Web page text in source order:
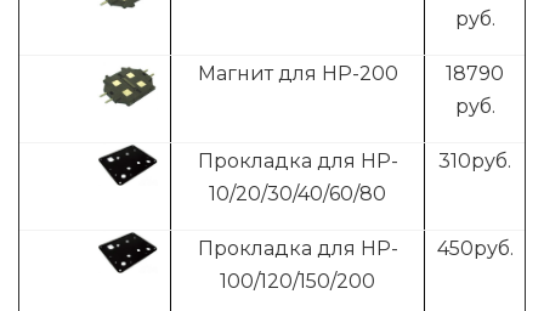
руб.
Магнит для HP-200
18790
руб.
Прокладка для HP-
10/20/30/40/60/80
310руб.
Прокладка для HP-
100/120/150/200
450руб.